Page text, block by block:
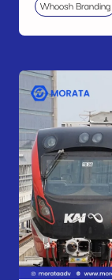
Whoosh Branding